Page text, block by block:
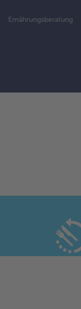
Ernährungsberatung